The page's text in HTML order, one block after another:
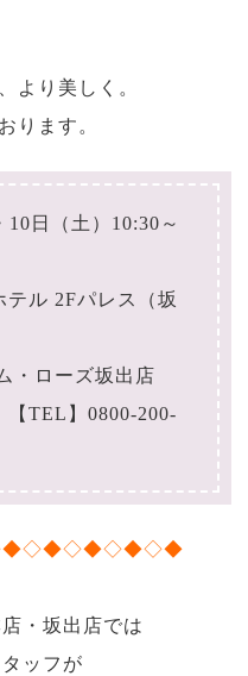
より美しく。
ります。
10日（土）10:30～
テル 2Fパレス（坂
・ローズ坂出店
【TEL】0800-200-
・坂出店では
ッフが